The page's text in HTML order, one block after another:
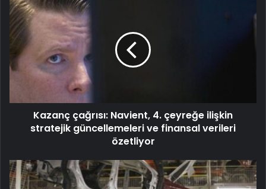
Kazanç çağrısı: Navient, 4. çeyreğe ilişkin
stratejik güncellemeleri ve finansal verileri
özetliyor